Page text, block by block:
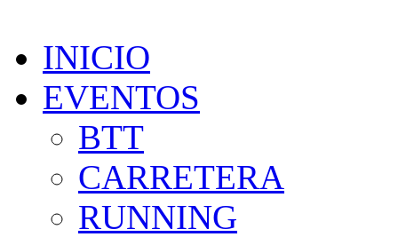
INICIO
EVENTOS
BTT
CARRETERA
RUNNING